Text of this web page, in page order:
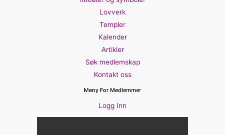
Lovverk
Templer
Kalender
Artikler
Søk medlemskap
Kontakt oss
Meny For Medlemmer
Logg Inn